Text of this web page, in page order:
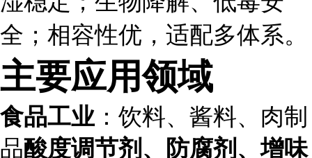
全；相容性优，适配多体系。
主要应用领域
食品工业 ：饮料、酱料、肉制
品酸度调节剂、防腐剂、增味